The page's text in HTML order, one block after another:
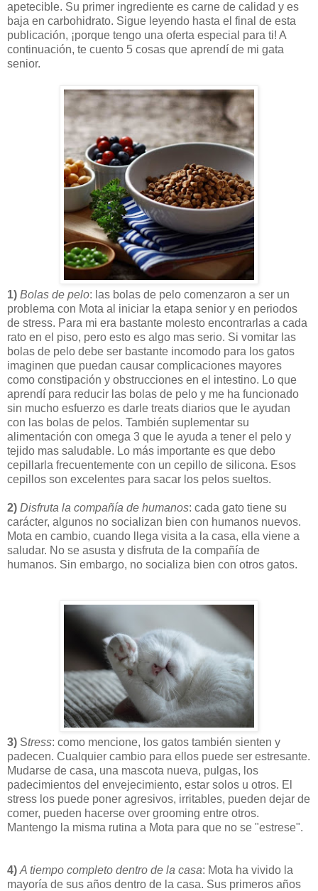
apetecible. Su primer ingrediente es carne de calidad y es
baja en carbohidrato. Sigue leyendo hasta el final de esta
publicación, ¡porque tengo una oferta especial para ti! A
continuación, te cuento 5 cosas que aprendí de mi gata
senior.
1) Bolas de pelo: las bolas de pelo comenzaron a ser un
problema con Mota al iniciar la etapa senior y en periodos
de stress. Para mi era bastante molesto encontrarlas a cada
rato en el piso, pero esto es algo mas serio. Si vomitar las
bolas de pelo debe ser bastante incomodo para los gatos
imaginen que puedan causar complicaciones mayores
como constipación y obstrucciones en el intestino. Lo que
aprendí para reducir las bolas de pelo y me ha funcionado
sin mucho esfuerzo es darle treats diarios que le ayudan
con las bolas de pelos. También suplementar su
alimentación con omega 3 que le ayuda a tener el pelo y
tejido mas saludable. Lo más importante es que debo
cepillarla frecuentemente con un cepillo de silicona. Esos
cepillos son excelentes para sacar los pelos sueltos.
2) Disfruta la compañía de humanos: cada gato tiene su
carácter, algunos no socializan bien con humanos nuevos.
Mota en cambio, cuando llega visita a la casa, ella viene a
saludar. No se asusta y disfruta de la compañía de
humanos. Sin embargo, no socializa bien con otros gatos.
3) Stress: como mencione, los gatos también sienten y
padecen. Cualquier cambio para ellos puede ser estresante.
Mudarse de casa, una mascota nueva, pulgas, los
padecimientos del envejecimiento, estar solos u otros. El
stress los puede poner agresivos, irritables, pueden dejar de
comer, pueden hacerse over grooming entre otros.
Mantengo la misma rutina a Mota para que no se "estrese".
4) A tiempo completo dentro de la casa: Mota ha vivido la
mayoría de sus años dentro de la casa. Sus primeros años